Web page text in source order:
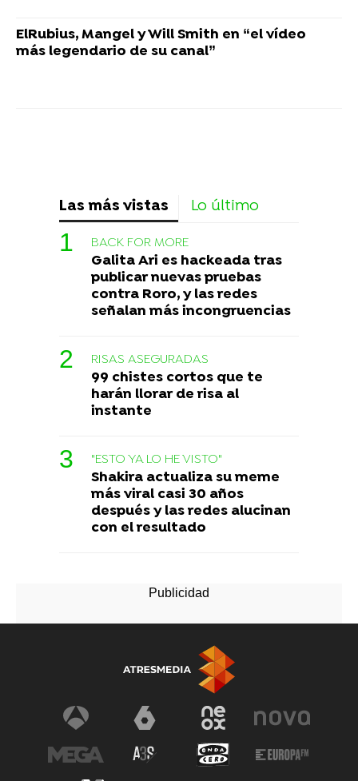
ElRubius, Mangel y Will Smith en “el vídeo
más legendario de su canal”
Las más vistas Lo último
BACK FOR MORE
Galita Ari es hackeada tras
publicar nuevas pruebas
contra Roro, y las redes
señalan más incongruencias
RISAS ASEGURADAS
99 chistes cortos que te
harán llorar de risa al
instante
"ESTO YA LO HE VISTO"
Shakira actualiza su meme
más viral casi 30 años
después y las redes alucinan
con el resultado